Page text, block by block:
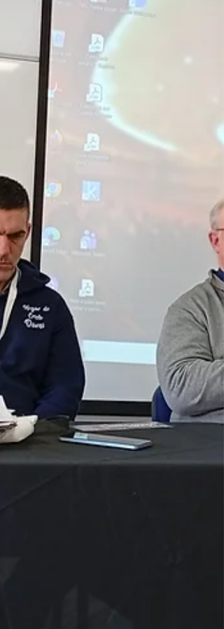
다. 돌아오는 길에 저희는 성모 마리아 안툴
성당을 방문했습니다. 이곳은 저희가 신앙 안
에서 많은 형제자매들과 함께 걸어가며 모든
면에서 서로를 풍요롭게 하는 네 번째 선교
동이었습니다. Suore della comunità di Có